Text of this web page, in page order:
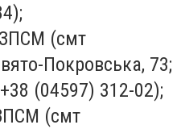
(смт
Покровська, 73;
(04597) 312-02);
(смт